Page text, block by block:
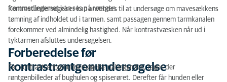
Hvordan foregår røntgenundersøgelsen?
fremmedlegemet kan ses på røntgen.
Kontrastundersøgelser kan anvendes til at undersøge om mavesækkens
tømning af indholdet ud i tarmen, samt passagen gennem tarmkanalen
forekommer ved almindelig hastighed. Når kontrastvæsken når ud i
tyktarmen afsluttes undersøgelsen.
Forberedelse før
kontrastrøntgenundersøgelse
Før kontrastrøntgenundersøgelse påbegyndes, tages der
røntgenbilleder af bughulen og spiserøret. Derefter får hunden eller